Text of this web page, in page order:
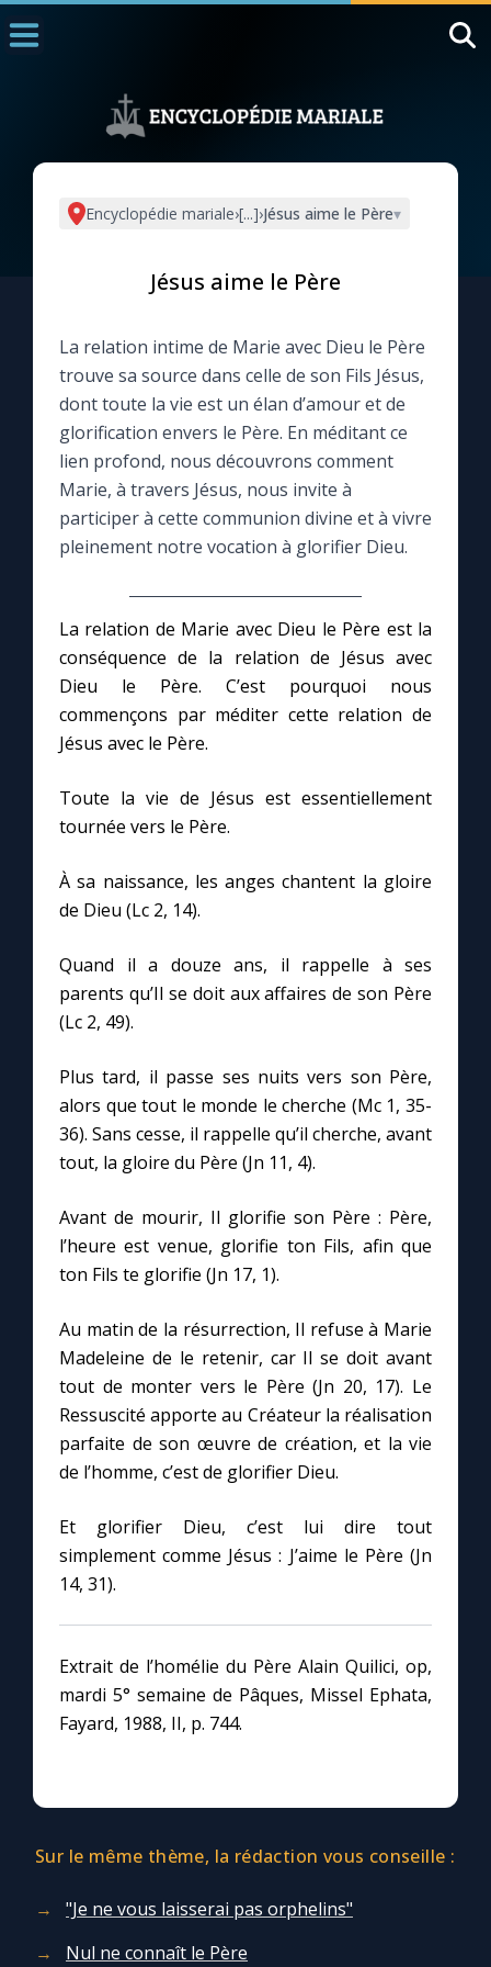
L'actualité de la semaine
La chaîne Youtube
La newsletter
La vidéo de la semaine
Le compte Tiktok
Le site internet
Questions-réponses
L'Évangile chaque jour
Les premiers samedis du mois
Me consacrer à Jésus par Marie
Mes intentions de prière
Une Minute avec Marie
À la une
1000 Raisons de Croire
Chapelet pour le monde
Contact
Marie de Nazareth
Encyclopédie mariale›[...]›Jésus aime le Père▾
Jésus aime le Père
La relation intime de Marie avec Dieu le Père
trouve sa source dans celle de son Fils Jésus,
dont toute la vie est un élan d’amour et de
glorification envers le Père. En méditant ce
lien profond, nous découvrons comment
Marie, à travers Jésus, nous invite à
participer à cette communion divine et à vivre
pleinement notre vocation à glorifier Dieu.
La relation de Marie avec Dieu le Père est la
conséquence de la relation de Jésus avec
Dieu le Père. C’est pourquoi nous
commençons par méditer cette relation de
Jésus avec le Père.
Toute la vie de Jésus est essentiellement
tournée vers le Père.
À sa naissance, les anges chantent la gloire
de Dieu (Lc 2, 14).
Quand il a douze ans, il rappelle à ses
parents qu’Il se doit aux affaires de son Père
(Lc 2, 49).
Plus tard, il passe ses nuits vers son Père,
alors que tout le monde le cherche (Mc 1, 35-
36). Sans cesse, il rappelle qu’il cherche, avant
tout, la gloire du Père (Jn 11, 4).
Avant de mourir, Il glorifie son Père : Père,
l’heure est venue, glorifie ton Fils, afin que
ton Fils te glorifie (Jn 17, 1).
Au matin de la résurrection, Il refuse à Marie
Madeleine de le retenir, car Il se doit avant
tout de monter vers le Père (Jn 20, 17). Le
Ressuscité apporte au Créateur la réalisation
parfaite de son œuvre de création, et la vie
de l’homme, c’est de glorifier Dieu.
Et glorifier Dieu, c’est lui dire tout
simplement comme Jésus : J’aime le Père (Jn
14, 31).
Extrait de l’homélie du Père Alain Quilici, op,
mardi 5° semaine de Pâques, Missel Ephata,
Fayard, 1988, II, p. 744.
Sur le même thème, la rédaction vous conseille :
"Je ne vous laisserai pas orphelins"
Nul ne connaît le Père